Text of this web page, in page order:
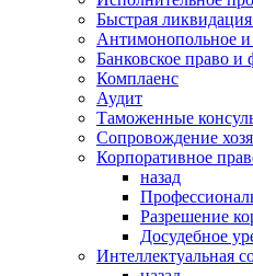
Быстрая
Антимонопольное и
Банковское право и
Комплаенс
Аудит
Таможенные
Сопровождение
Корпоративное
назад
Разрешение
Досудебное
Интеллектуальная